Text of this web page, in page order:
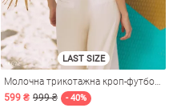
LAST SIZE
Молочна трикотажна кроп-футболка
599 ₴ 999 ₴ - 40%